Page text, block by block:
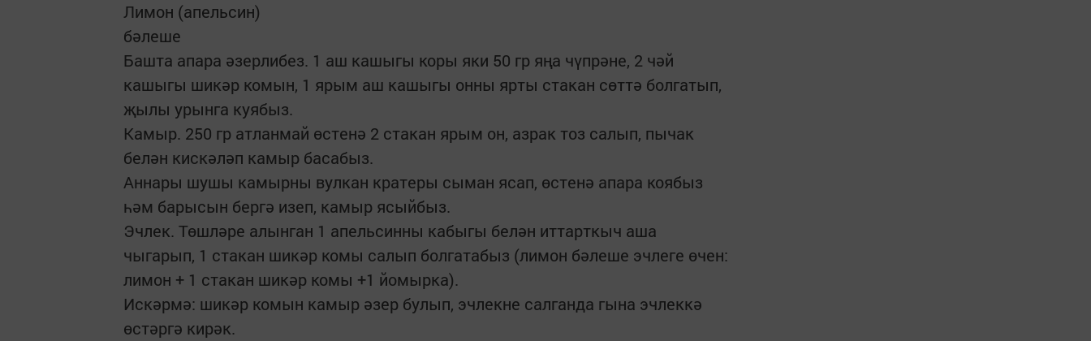
Лимон (апельсин)
бәлеше
Башта апара әзерлибез. 1 аш кашыгы коры яки 50 гр яңа чүпрәне, 2 чәй
кашыгы шикәр комын, 1 ярым аш кашыгы онны ярты стакан сөттә болгатып,
җылы урынга куябыз.
Камыр. 250 гр атланмай өстенә 2 стакан ярым он, азрак тоз салып, пычак
белән кискәләп камыр басабыз.
Аннары шушы камырны вулкан кратеры сыман ясап, өстенә апара коябыз
һәм барысын бергә изеп, камыр ясыйбыз.
Эчлек. Төшләре алынган 1 апельсинны кабыгы белән иттарткыч аша
чыгарып, 1 стакан шикәр комы салып болгатабыз (лимон бәлеше эчлеге өчен:
лимон + 1 стакан шикәр комы +1 йомырка).
Искәрмә: шикәр комын камыр әзер булып, эчлекне салганда гына эчлеккә
өстәргә кирәк.